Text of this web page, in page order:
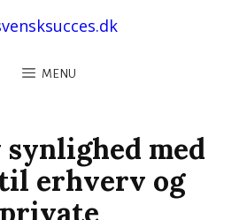
MENU
med
erhverv og
private